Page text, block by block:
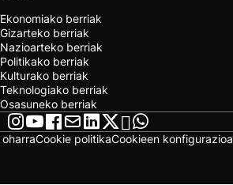
Ekonomiako berriak
Gizarteko berriak
Nazioarteko berriak
Politikako berriak
Kulturako berriak
Teknologiako berriak
Osasuneko berriak
Cookie politikaCookieen konfigurazioa